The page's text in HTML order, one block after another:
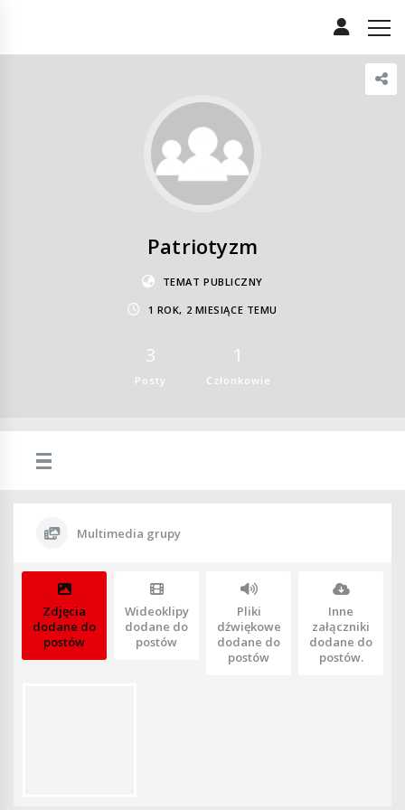
Patriotyzm
TEMAT PUBLICZNY
1 ROK, 2 MIESIĄCE TEMU
3
Posty
1
Członkowie
Multimedia grupy
Zdjęcia
dodane do
postów
Wideoklipy
dodane do
postów
Pliki
dźwiękowe
dodane do
postów
Inne
załączniki
dodane do
postów.